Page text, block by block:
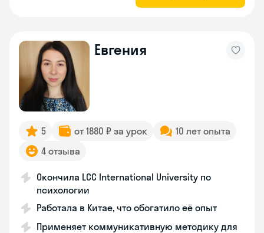
Евгения
5 от 1880 ₽ за урок
10 лет опыта
4 отзыва
Окончила LCC International University по
психологии
Работала в Китае, что обогатило её опыт
Применяет коммуникативную методику для